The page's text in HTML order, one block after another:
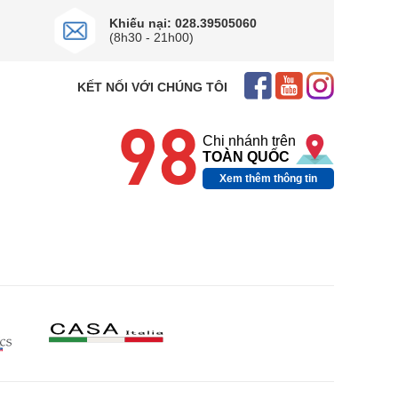
điện năng hiệu quả.
Khiếu nại: 028.39505060
(8h30 - 21h00)
KẾT NỐI VỚI CHÚNG TÔI
98 Chi nhánh trên
TOÀN QUỐC
Xem thêm thông tin